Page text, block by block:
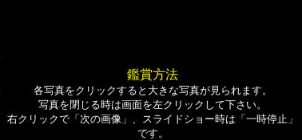
鑑賞方法
各写真をクリックすると大きな写真が見られます。
写真を閉じる時は画面を左クリックして下さい。
右クリックで「次の画像」、スライドショー時は「一時停止」
です。